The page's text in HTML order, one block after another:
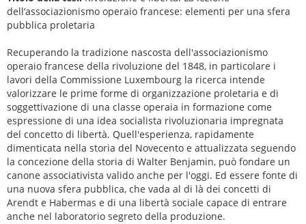
dell’associazionismo operaio francese: elementi per una sfera
pubblica proletaria
Recuperando la tradizione nascosta dell'associazionismo
operaio francese della rivoluzione del 1848, in particolare i
lavori della Commissione Luxembourg la ricerca intende
valorizzare le prime forme di organizzazione proletaria e di
soggettivazione di una classe operaia in formazione come
espressione di una idea socialista rivoluzionaria impregnata
del concetto di libertà. Quell'esperienza, rapidamente
dimenticata nella storia del Novecento e attualizzata seguendo
la concezione della storia di Walter Benjamin, può fondare un
canone associativista valido anche per l'oggi. Ed essere fonte di
una nuova sfera pubblica, che vada al di là dei concetti di
Arendt e Habermas e di una libertà sociale capace di entrare
anche nel laboratorio segreto della produzione.